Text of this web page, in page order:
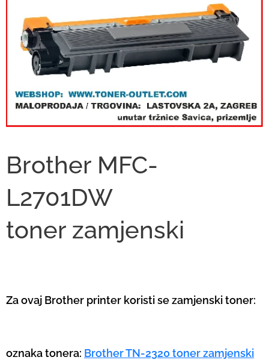
Brother MFC-
L2701DW
toner zamjenski
Za ovaj Brother printer koristi se zamjenski toner:
oznaka tonera: Brother TN-2320 toner zamjenski